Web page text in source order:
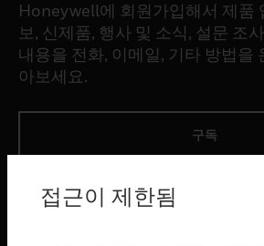
Honeywell에 회원가입해서 제품
보, 신제품, 행사 및 소식, 설문 조
내용을 전화, 이메일, 기타 방법을
아보세요.
구독
제품접근이 제한됨